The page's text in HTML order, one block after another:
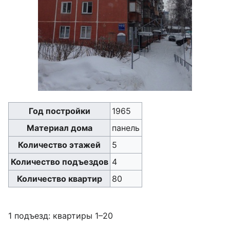
Год постройки
1965
Материал дома
панель
Количество этажей
5
Количество подъездов 4
Количество квартир
80
1 подъезд: квартиры 1–20